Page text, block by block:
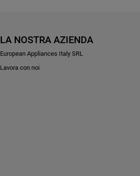
LA NOSTRA AZIENDA
European Appliances Italy SRL
Lavora con noi